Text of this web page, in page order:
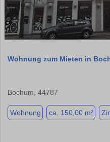
Wohnung zum Mieten in
Bochum, 44787
Wohnung ca. 150,00 m²